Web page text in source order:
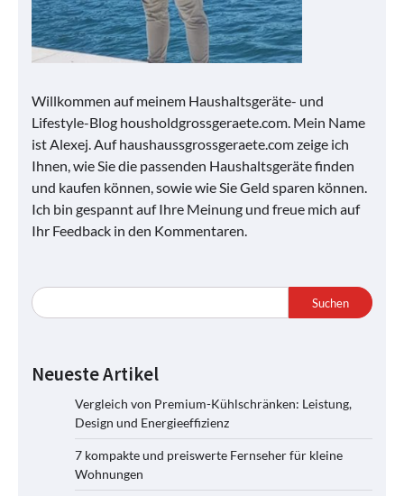
Willkommen auf meinem Haushaltsgeräte- und
Lifestyle-Blog housholdgrossgeraete.com. Mein Name
ist Alexej. Auf haushaussgrossgeraete.com zeige ich
Ihnen, wie Sie die passenden Haushaltsgeräte finden
und kaufen können, sowie wie Sie Geld sparen können.
Ich bin gespannt auf Ihre Meinung und freue mich auf
Ihr Feedback in den Kommentaren.
Suchen
Neueste Artikel
Vergleich von Premium-Kühlschränken: Leistung,
Design und Energieeffizienz
7 kompakte und preiswerte Fernseher für kleine
Wohnungen